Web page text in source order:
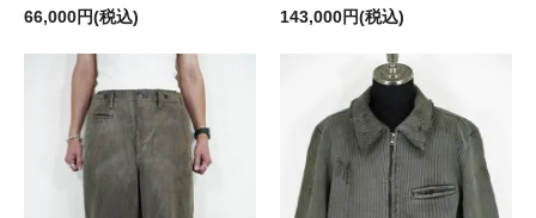
66,000円(税込)
143,000円(税込)